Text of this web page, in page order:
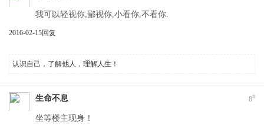
我可以轻视你,鄙视你,小看你,不看你.
2016-02-15回复
认识自己，了解他人，理解人生！
8#
生命不息
坐等楼主现身！